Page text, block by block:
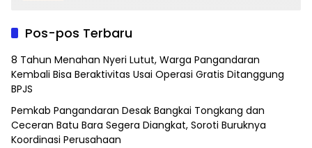
Pos-pos Terbaru
8 Tahun Menahan Nyeri Lutut, Warga Pangandaran
Kembali Bisa Beraktivitas Usai Operasi Gratis Ditanggung
BPJS
Pemkab Pangandaran Desak Bangkai Tongkang dan
Ceceran Batu Bara Segera Diangkat, Soroti Buruknya
Koordinasi Perusahaan